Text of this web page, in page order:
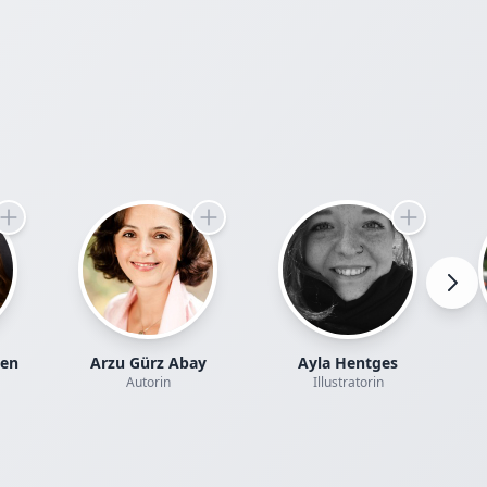
Arzu Gürz Abay
Autorin
Ayla Hentges
Illustratorin
Liora
gegen
für